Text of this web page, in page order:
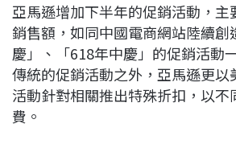
亞馬遜增加下半年的促銷活動，主
銷售額，如同中國電商網站陸續創
慶」、「618年中慶」的促銷活動
傳統的促銷活動之外，亞馬遜更以
活動針對相關推出特殊折扣，以不
費。